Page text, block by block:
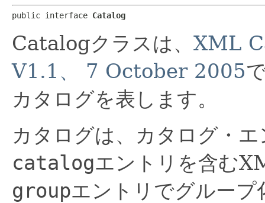
public interface Catalog
Catalogクラスは、 XML
V1.1、 7 October 2005
カタログを表します。
カタログは、カタログ・
catalogエントリを含む
groupエントリでグルー